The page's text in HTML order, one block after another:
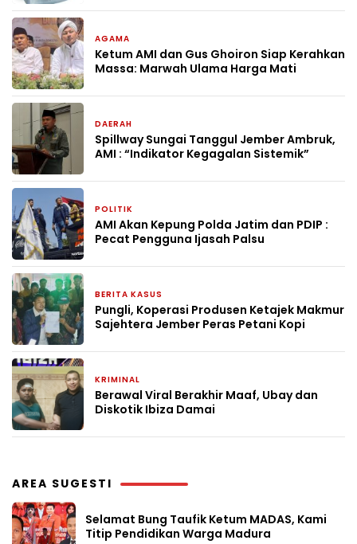
AGAMA
Ketum AMI dan Gus Ghoiron Siap Kerahkan
Massa: Marwah Ulama Harga Mati
DAERAH
Spillway Sungai Tanggul Jember Ambruk,
AMI : “Indikator Kegagalan Sistemik”
POLITIK
AMI Akan Kepung Polda Jatim dan PDIP :
Pecat Pengguna Ijasah Palsu
BERITA KASUS
Pungli, Koperasi Produsen Ketajek Makmur
Sajehtera Jember Peras Petani Kopi
KRIMINAL
Berawal Viral Berakhir Maaf, Ubay dan
Diskotik Ibiza Damai
AREA SUGESTI
Selamat Bung Taufik Ketum MADAS, Kami
Titip Pendidikan Warga Madura